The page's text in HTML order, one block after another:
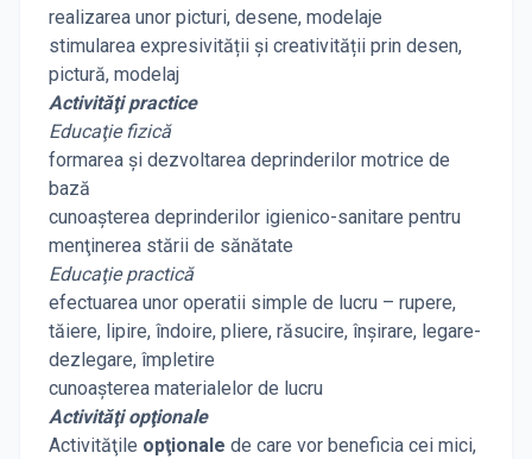
realizarea unor picturi, desene, modelaje
stimularea expresivității și creativității prin desen,
pictură, modelaj
Activităţi practice
Educaţie fizică
formarea şi dezvoltarea deprinderilor motrice de
bază
cunoaşterea deprinderilor igienico-sanitare pentru
menţinerea stării de sănătate
Educaţie practică
efectuarea unor operatii simple de lucru – rupere,
tăiere, lipire, îndoire, pliere, răsucire, înşirare, legare-
dezlegare, împletire
cunoaşterea materialelor de lucru
Activităţi opţionale
Activităţile opţionale de care vor beneficia cei mici,